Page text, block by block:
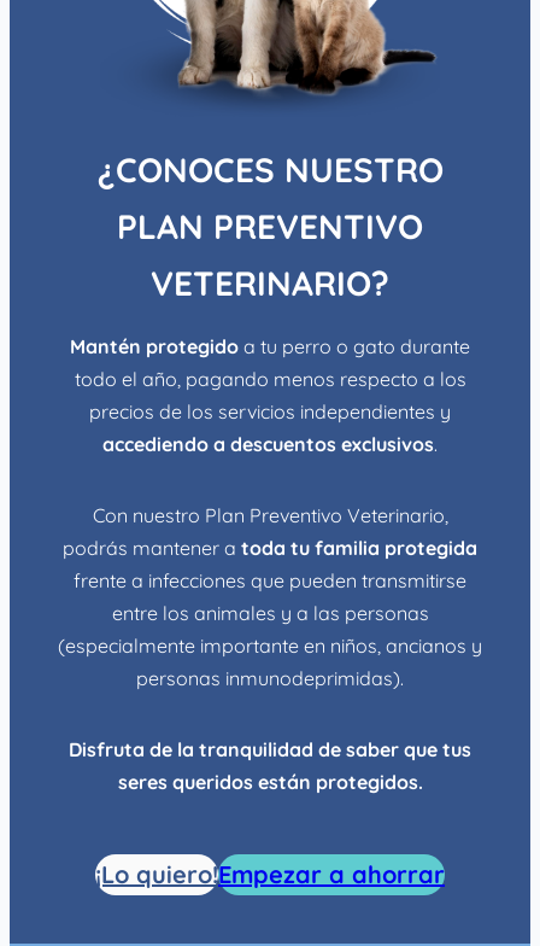
¿CONOCES NUESTRO
PLAN PREVENTIVO
VETERINARIO?
Mantén protegido a tu perro o gato durante
todo el año, pagando menos respecto a los
precios de los servicios independientes y
accediendo a descuentos exclusivos.
Con nuestro Plan Preventivo Veterinario,
podrás mantener a toda tu familia protegida
frente a infecciones que pueden transmitirse
entre los animales y a las personas
(especialmente importante en niños, ancianos y
personas inmunodeprimidas).
Disfruta de la tranquilidad de saber que tus
seres queridos están protegidos.
¡Lo quiero!Empezar a ahorrar